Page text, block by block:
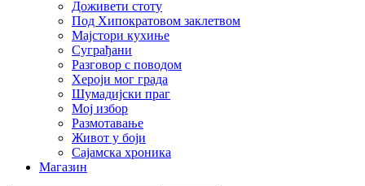
Доживети стоту
Под Хипократовом заклетвом
Мајстори кухиње
Суграђани
Разговор с поводом
Хероји мог града
Шумадијски праг
Мој избор
Размотавање
Живот у боји
Сајамска хроника
Магазин